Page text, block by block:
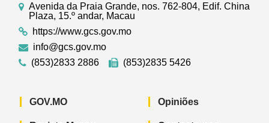
Avenida da Praia Grande, nos. 762-804, Edif. China
Plaza, 15.º andar, Macau
https://www.gcs.gov.mo
info@gcs.gov.mo
(853)2833 2886
(853)2835 5426
GOV.MO Opiniões